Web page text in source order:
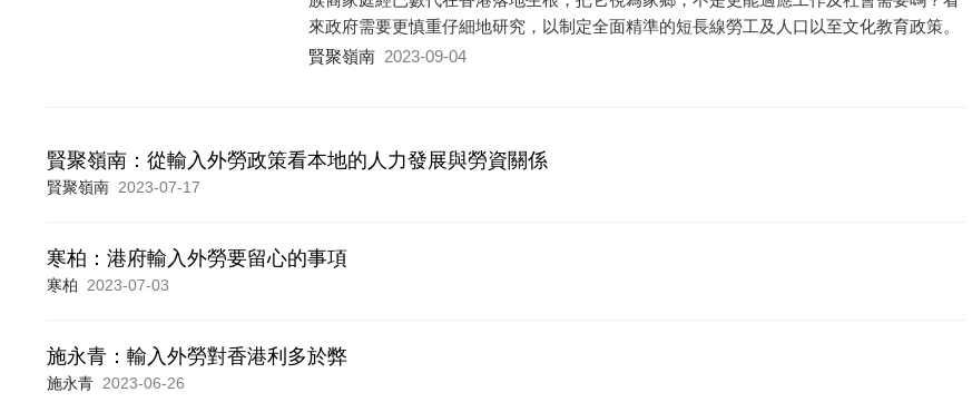
來政府需要更慎重仔細地研究，以制定全面精準的短長線勞工及人口以至文化教育政策。
賢聚嶺南 2023-09-04
賢聚嶺南：從輸入外勞政策看本地的人力發展與勞資關係
賢聚嶺南 2023-07-17
寒柏：港府輸入外勞要留心的事項
寒柏 2023-07-03
施永青：輸入外勞對香港利多於弊
施永青 2023-06-26